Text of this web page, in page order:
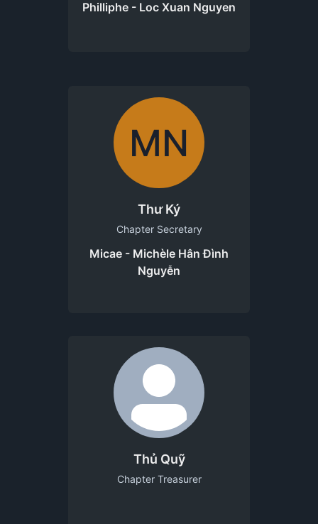
Philliphe - Loc Xuan Nguyen
MN
Thư Ký
Chapter Secretary
Micae - Michèle Hân Đình
Nguyễn
Thủ Quỹ
Chapter Treasurer